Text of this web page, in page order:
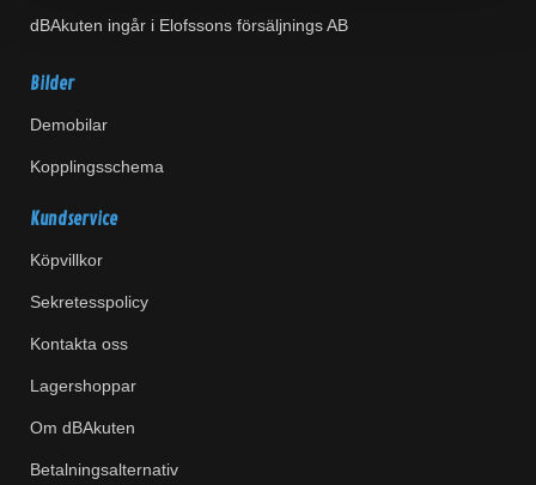
dBAkuten ingår i Elofssons försäljnings AB
Bilder
Demobilar
Kopplingsschema
Kundservice
Köpvillkor
Sekretesspolicy
Kontakta oss
Lagershoppar
Om dBAkuten
Betalningsalternativ